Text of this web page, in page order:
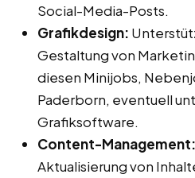
Social-Media-Posts.
Grafikdesign:
Gestaltung von
diesen Minijobs,
Paderborn, eventuell
Grafiksoftware.
Content-Management:
Aktualisierung von